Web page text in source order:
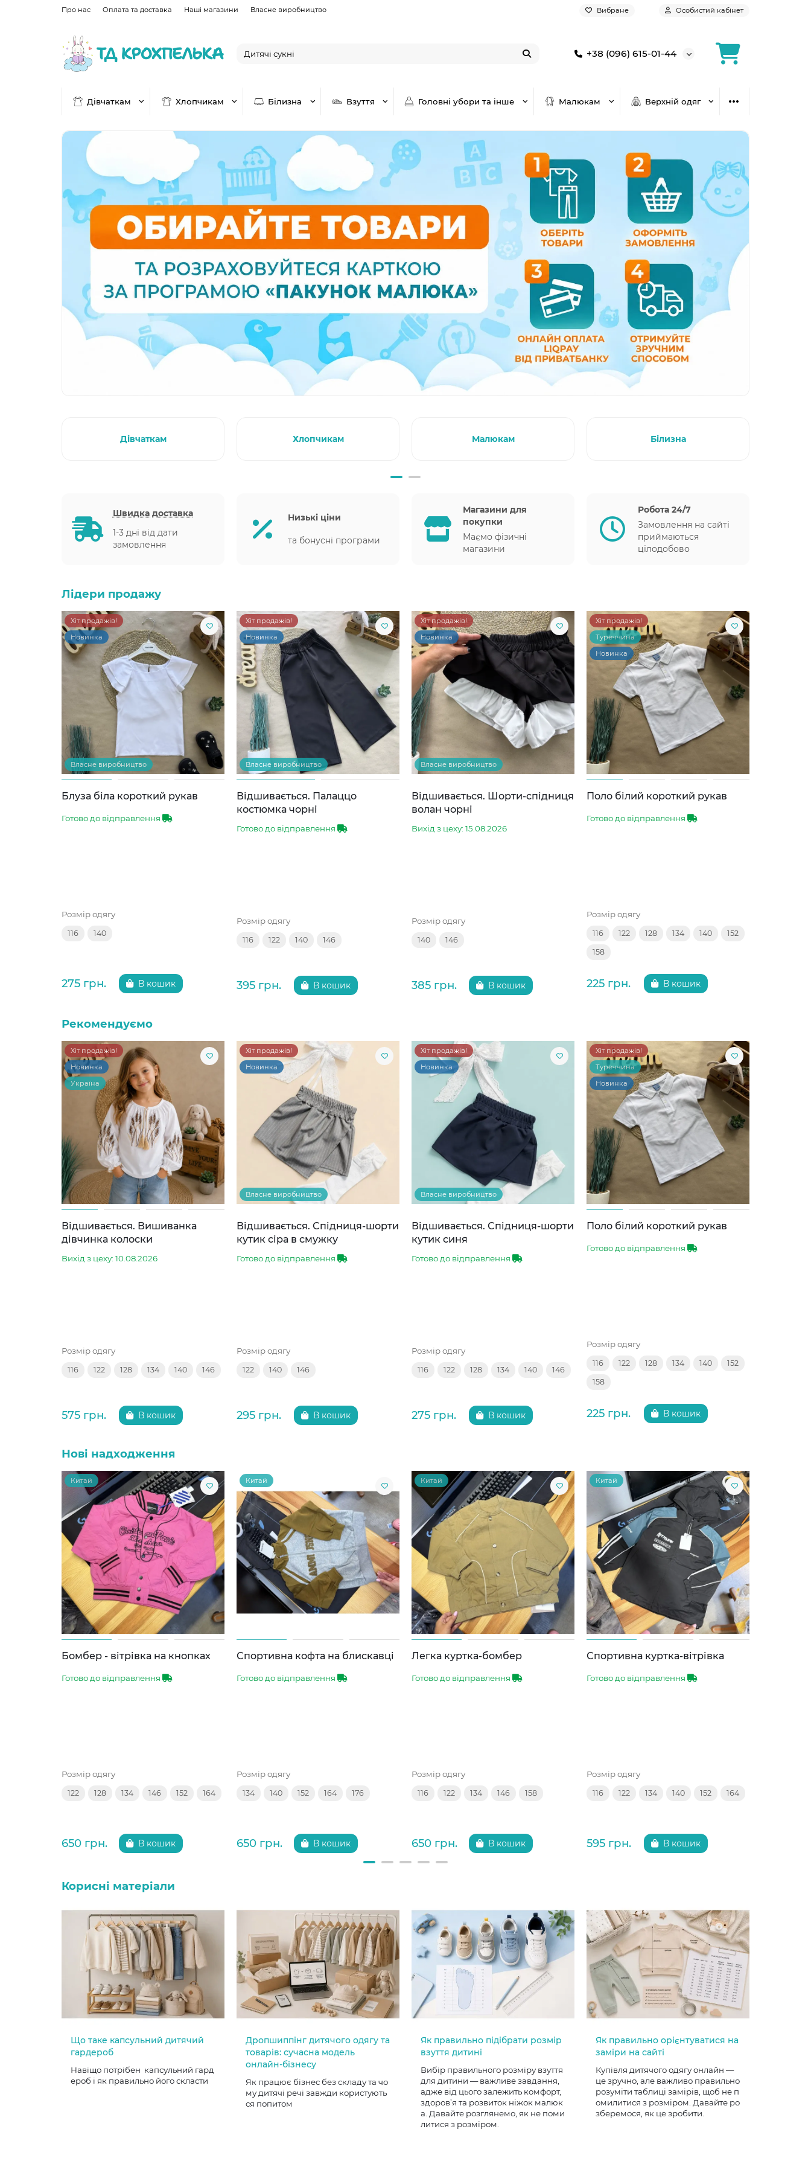
Про нас Оплата та доставка Наші магазини Власне виробництво Вибране Особистий кабінет
+38 (096) 615-01-44
Дівчаткам Хлопчикам Білизна Взуття Головні убори та інше Малюкам Верхній одяг
Дівчаткам Хлопчикам Малюкам Білизна
Швидка доставка
1-3 дні від дати
замовлення
Низькі ціни
та бонусні програми
Магазини для
покупки
Маємо фізичні
магазини
Робота 24/7
Замовлення на сайті
приймаються
цілодобово
Лідери продажу
Хіт продажів!
Новинка
Власне виробництво
Блуза біла короткий рукав
Готово до відправлення
Розмір одягу
116 140
275 грн. В кошик
Хіт продажів!
Новинка
Власне виробництво
Відшивається. Палаццо
костюмка чорні
Готово до відправлення
Розмір одягу
116 122 140 146
395 грн. В кошик
Хіт продажів!
Новинка
Власне виробництво
Відшивається. Шорти-спідниця
волан чорні
Вихід з цеху: 15.08.2026
Розмір одягу
140 146
385 грн. В кошик
Хіт продажів!
Туреччина
Новинка
Поло білий короткий рукав
Готово до відправлення
Розмір одягу
116 122 128 134 140 152
158
225 грн. В кошик
Рекомендуємо
Хіт продажів!
Новинка
Україна
Відшивається. Вишиванка
дівчинка колоски
Вихід з цеху: 10.08.2026
Розмір одягу
116 122 128 134 140 146
575 грн. В кошик
Хіт продажів!
Новинка
Власне виробництво
Відшивається. Спідниця-шорти
кутик сіра в смужку
Готово до відправлення
Розмір одягу
122 140 146
295 грн. В кошик
Хіт продажів!
Новинка
Власне виробництво
Відшивається. Спідниця-шорти
кутик синя
Готово до відправлення
Розмір одягу
116 122 128 134 140 146
275 грн. В кошик
Хіт продажів!
Туреччина
Новинка
Поло білий короткий рукав
Готово до відправлення
Розмір одягу
116 122 128 134 140 152
158
225 грн. В кошик
Нові надходження
Китай
Бомбер - вітрівка на кнопках
Готово до відправлення
Розмір одягу
122 128 134 146 152 164
650 грн. В кошик
Китай
Спортивна кофта на блискавці
Готово до відправлення
Розмір одягу
134 140 152 164 176
650 грн. В кошик
Китай
Легка куртка-бомбер
Готово до відправлення
Розмір одягу
116 122 134 146 158
650 грн. В кошик
Китай
Спортивна куртка-вітрівка
Готово до відправлення
Розмір одягу
116 122 134 140 152 164
595 грн. В кошик
Корисні матеріали
Що таке капсульний дитячий
гардероб
Навіщо потрібен капсульний гард
ероб і як правильно його скласти
Дропшиппінг дитячого одягу та
товарів: сучасна модель
онлайн-бізнесу
Як працює бізнес без складу та чо
му дитячі речі завжди користують
ся попитом
Як правильно підібрати розмір
взуття дитині
Вибір правильного розміру взуття
для дитини — важливе завдання,
адже від цього залежить комфорт,
здоров’я та розвиток ніжок малюк
а. Давайте розглянемо, як не поми
литися з розміром.
Як правильно орієнтуватися на
заміри на сайті
Купівля дитячого одягу онлайн —
це зручно, але важливо правильно
розуміти таблиці замірів, щоб не п
омилитися з розміром. Давайте ро
зберемося, як це зробити.